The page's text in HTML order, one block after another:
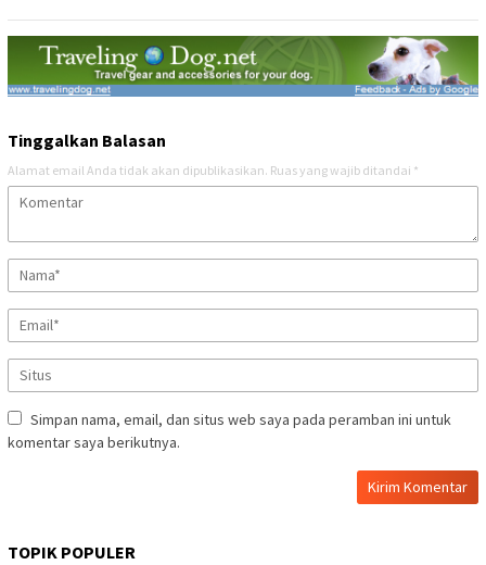
Tinggalkan Balasan
Alamat email Anda tidak akan dipublikasikan. Ruas yang wajib ditandai *
Simpan nama, email, dan situs web saya pada peramban ini untuk
komentar saya berikutnya.
TOPIK POPULER